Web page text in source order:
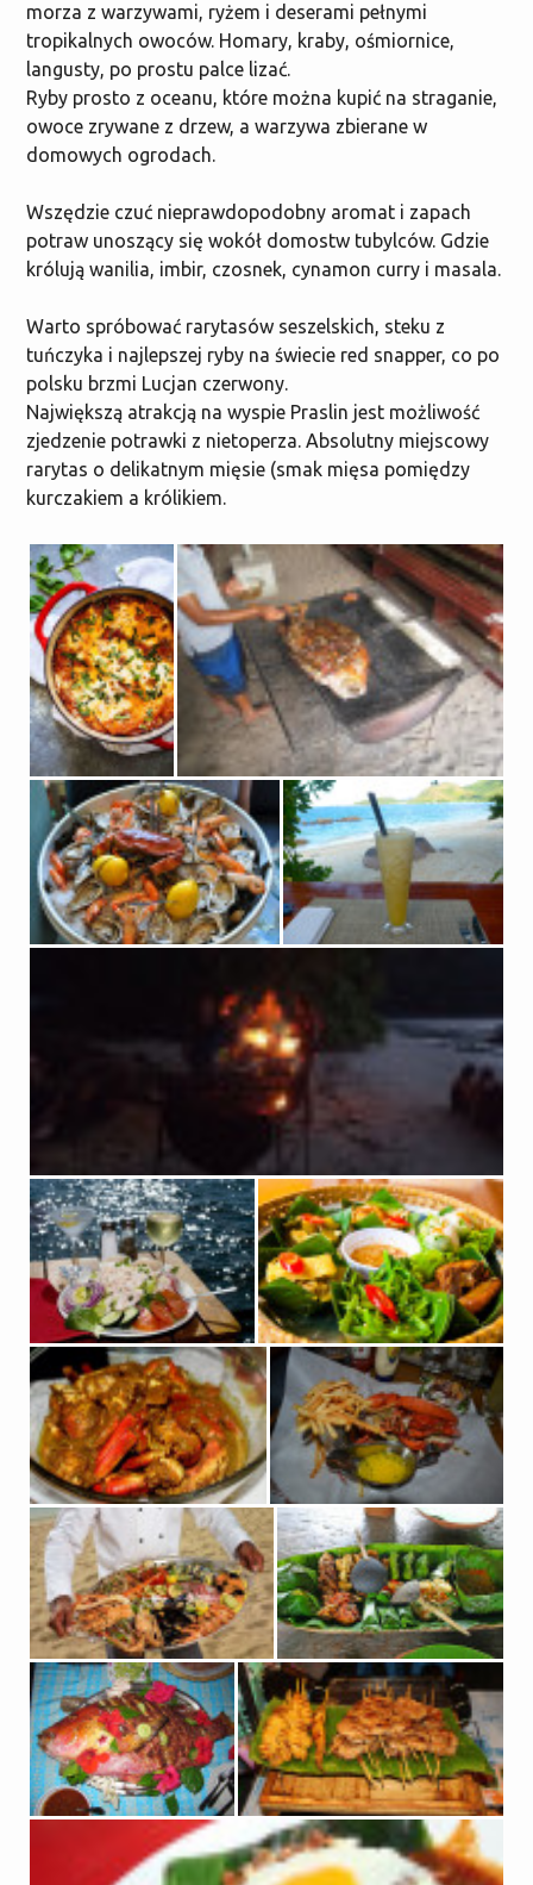
morza z warzywami, ryżem i deserami pełnymi
tropikalnych owoców. Homary, kraby, ośmiornice,
langusty, po prostu palce lizać.
Ryby prosto z oceanu, które można kupić na straganie,
owoce zrywane z drzew, a warzywa zbierane w
domowych ogrodach.
Wszędzie czuć nieprawdopodobny aromat i zapach
potraw unoszący się wokół domostw tubylców. Gdzie
królują wanilia, imbir, czosnek, cynamon curry i masala.
Warto spróbować rarytasów seszelskich, steku z
tuńczyka i najlepszej ryby na świecie red snapper, co po
polsku brzmi Lucjan czerwony.
Największą atrakcją na wyspie Praslin jest możliwość
zjedzenie potrawki z nietoperza. Absolutny miejscowy
rarytas o delikatnym mięsie (smak mięsa pomiędzy
kurczakiem a królikiem.